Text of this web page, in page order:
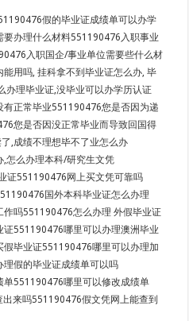
假的毕业证成绩单可以办学
办理什么材料551190476入职事业
入职国企/事业单位需要些什么材
用吗, 挂科拿不到毕业证怎么办, 毕
办理毕业证,没毕业可以办学历认证
正常毕业551190476您是否因为递
您是否因没正常毕业而导致回国得
,成绩不理想毕不了业怎么办
怎么办理本科/研究生文凭
证551190476网上买文凭可靠吗
国外本科毕业证怎么办理
吗551190476怎么办理 外假毕业证
551190476哪里可以办理澳洲毕业
毕业证551190476哪里可以办理加
假的毕业证成绩单可以吗
551190476哪里可以修改成绩单
来吗551190476假文凭网上能查到